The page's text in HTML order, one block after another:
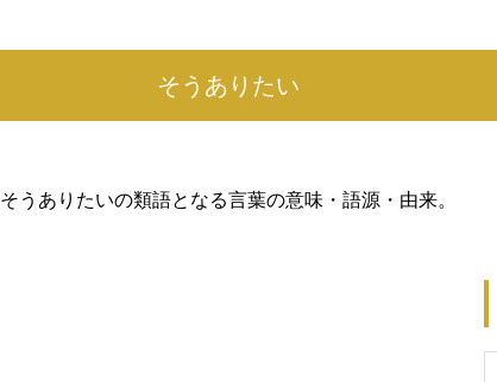
そうありたい
そうありたいの類語となる言葉の意味・語源・由来。